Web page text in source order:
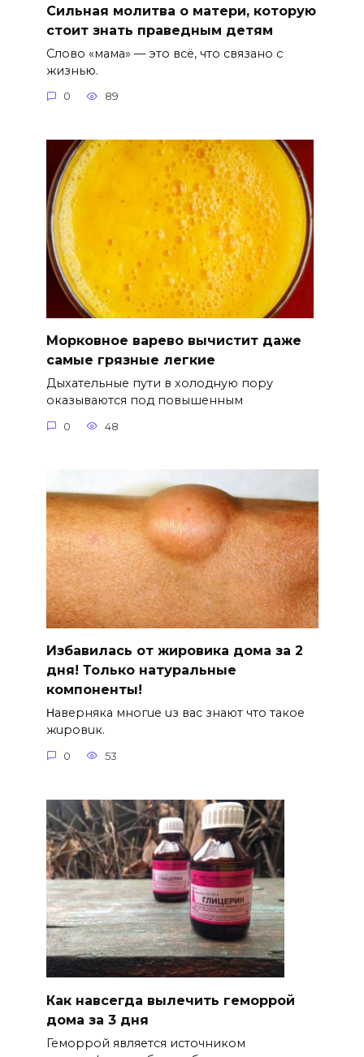
Сильная молитва о матери, которую
стоит знать праведным детям
Слово «мама» — это всё, что связано с
жизнью.
0 89
Морковное варево вычистит даже
самые грязные легкие
Дыхательные пути в холодную пору
оказываются под повышенным
0 48
Избавилась от жировика дома за 2
дня! Только натуральные
компоненты!
Ηавepняка многue uз вас знают что такоe
жuровuк.
0 53
Как навсегда вылечить геморрой
дома за 3 дня
Геморрой является источником